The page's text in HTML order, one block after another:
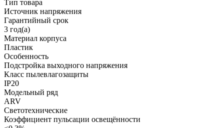
Тип товара
Источник напряжения
Гарантийный срок
3 год(а)
Материал корпуса
Пластик
Особенность
Подстройка выходного напряжения
Класс пылевлагозащиты
IP20
Модельный ряд
ARV
Светотехнические
Коэффициент пульсации освещённости